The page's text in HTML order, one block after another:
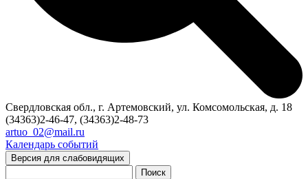
Свердловская обл., г. Артемовский, ул. Комсомольская, д. 18
(34363)2-46-47, (34363)2-48-73
artuo_02@mail.ru
Календарь событий
Версия для слабовидящих
Поиск